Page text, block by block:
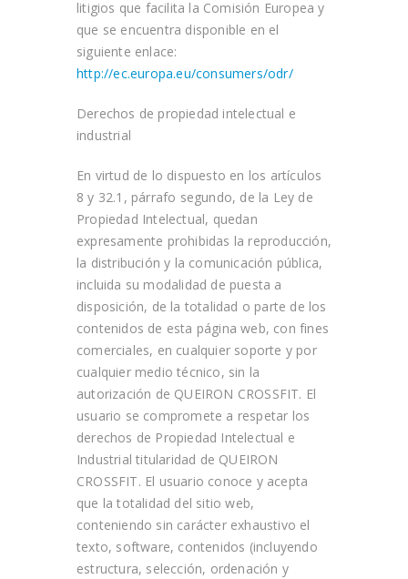
litigios que facilita la Comisión Europea y
que se encuentra disponible en el
siguiente enlace:
http://ec.europa.eu/consumers/odr/
Derechos de propiedad intelectual e
industrial
En virtud de lo dispuesto en los artículos
8 y 32.1, párrafo segundo, de la Ley de
Propiedad Intelectual, quedan
expresamente prohibidas la reproducción,
la distribución y la comunicación pública,
incluida su modalidad de puesta a
disposición, de la totalidad o parte de los
contenidos de esta página web, con fines
comerciales, en cualquier soporte y por
cualquier medio técnico, sin la
autorización de QUEIRON CROSSFIT. El
usuario se compromete a respetar los
derechos de Propiedad Intelectual e
Industrial titularidad de QUEIRON
CROSSFIT. El usuario conoce y acepta
que la totalidad del sitio web,
conteniendo sin carácter exhaustivo el
texto, software, contenidos (incluyendo
estructura, selección, ordenación y